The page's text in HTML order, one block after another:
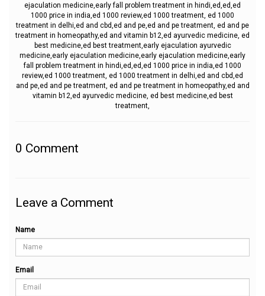
ejaculation medicine,early fall problem treatment in hindi,ed,ed,ed
1000 price in india,ed 1000 review,ed 1000 treatment, ed 1000
treatment in delhi,ed and cbd,ed and pe,ed and pe treatment, ed and pe
treatment in homeopathy,ed and vitamin b12,ed ayurvedic medicine, ed
best medicine,ed best treatment,early ejaculation ayurvedic
medicine,early ejaculation medicine,early ejaculation medicine,early
fall problem treatment in hindi,ed,ed,ed 1000 price in india,ed 1000
review,ed 1000 treatment, ed 1000 treatment in delhi,ed and cbd,ed
and pe,ed and pe treatment, ed and pe treatment in homeopathy,ed and
vitamin b12,ed ayurvedic medicine, ed best medicine,ed best
treatment,
0 Comment
Leave a Comment
Name
Email